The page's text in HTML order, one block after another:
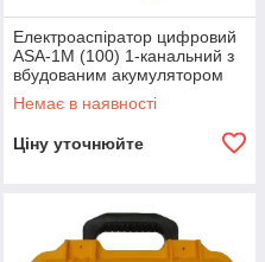
Електроаспіратор цифровий
ASA-1M (100) 1-канальний з
вбудованим акумулятором
Немає в наявності
Ціну уточнюйте